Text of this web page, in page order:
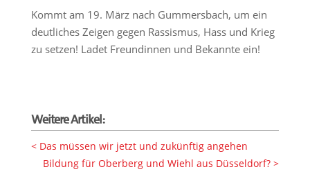
Kommt am 19. März nach Gummersbach, um ein
deutliches Zeigen gegen Rassismus, Hass und Krieg
zu setzen! Ladet Freundinnen und Bekannte ein!
Weitere Artikel:
Das müssen wir jetzt und zukünftig angehen
Bildung für Oberberg und Wiehl aus Düsseldorf?